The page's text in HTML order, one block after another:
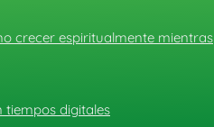
crecer espiritualmente mientras
tiempos digitales